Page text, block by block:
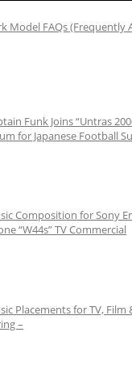
Model FAQs (Frequently
Funk Joins “Untras
for Japanese Football
Composition for Sony
“W44s” TV Commercial
Placements for TV, Film
–